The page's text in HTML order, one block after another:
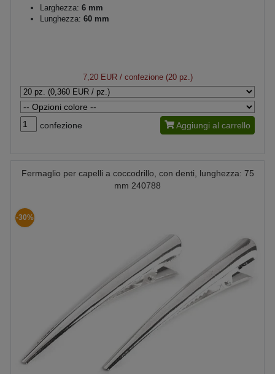
Larghezza: 6 mm
Lunghezza: 60 mm
7,20 EUR/ confezione (20 pz.)
confezione Aggiungi al carrello
Fermaglio per capelli a coccodrillo, con denti, lunghezza: 75
mm 240788
-30%